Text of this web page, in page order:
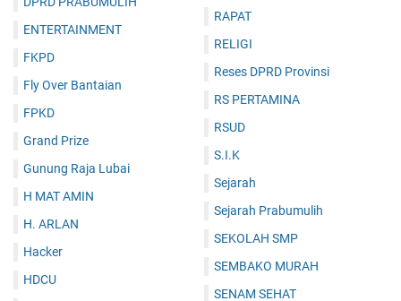
ENTERTAINMENT
FKPD
Fly Over Bantaian
FPKD
Grand Prize
Gunung Raja Lubai
H MAT AMIN
H. ARLAN
Hacker
HDCU
RAPAT
RELIGI
Reses DPRD Provinsi
RS PERTAMINA
RSUD
S.I.K
Sejarah
Sejarah Prabumulih
SEKOLAH SMP
SEMBAKO MURAH
SENAM SEHAT